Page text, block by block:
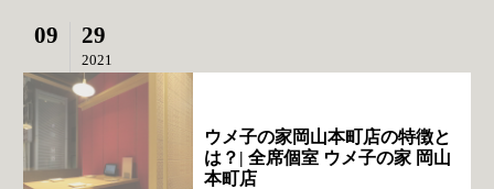
09 29
2021
ウメ子の家岡山本町店の特徴と
は？| 全席個室 ウメ子の家 岡山
本町店